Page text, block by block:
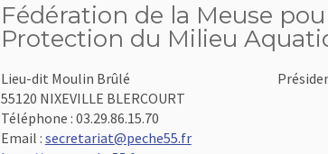
Fédération de la Meuse
Protection du Milieu
Lieu-dit Moulin Brûlé
55120 NIXEVILLE BLERCOURT
Téléphone : 03.29.86.15.70
Email : secretariat@peche55.fr